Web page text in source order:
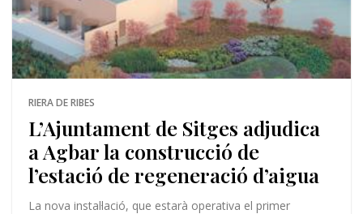
RIERA DE RIBES
L’Ajuntament de Sitges adjudica
a Agbar la construcció de
l’estació de regeneració d’aigua
La nova instal·lació, que estarà operativa el primer